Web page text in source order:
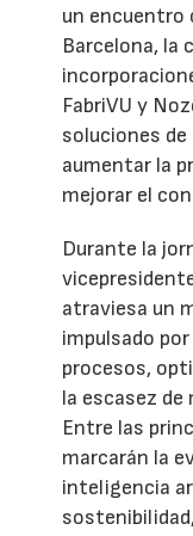
un encuentro
Barcelona, la
FabriVU y
soluciones
aumentar la
mejorar el
Durante la
atraviesa un
impulsado
procesos,
la escasez de
Entre las
marcarán la
inteligencia